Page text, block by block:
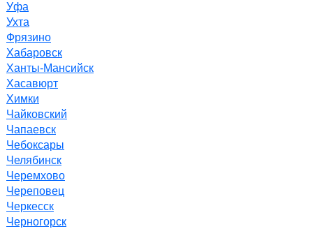
Уфа
Ухта
Фрязино
Хабаровск
Ханты-Мансийск
Хасавюрт
Химки
Чайковский
Чапаевск
Чебоксары
Челябинск
Черемхово
Череповец
Черкесск
Черногорск